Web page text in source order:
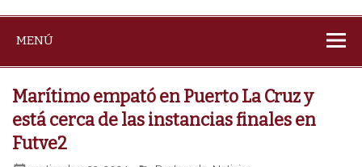
MENÚ
Marítimo empató en Puerto La Cruz y
está cerca de las instancias finales en
Futve2